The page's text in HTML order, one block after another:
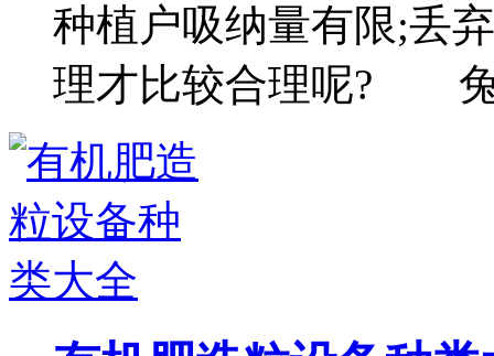
种植户吸纳量有限;丢
理才比较合理呢?